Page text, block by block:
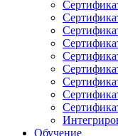
Обучение